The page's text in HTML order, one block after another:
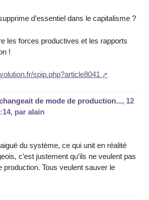
d’essentiel dans le capitalisme ?
les forces productives et les rapports
!
spip.php?article8041
de mode de production..., 12
, par alain
du système, ce qui unit en réalité
c’est justement qu’ils ne veulent pas
production. Tous veulent sauver le